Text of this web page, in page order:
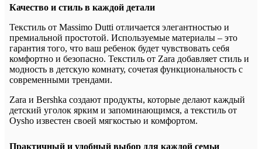
Качество и стиль в каждой детали
Текстиль от Massimo Dutti отличается элегантностью и
премиальной простотой. Используемые материалы – это
гарантия того, что ваш ребенок будет чувствовать себя
комфортно и безопасно. Текстиль от Zara добавляет стиль и
модность в детскую комнату, сочетая функциональность с
современными трендами.
Zara и Bershka создают продукты, которые делают каждый
детский уголок ярким и запоминающимся, а текстиль от
Oysho известен своей мягкостью и комфортом.
Практичный и удобный выбор для каждой семьи